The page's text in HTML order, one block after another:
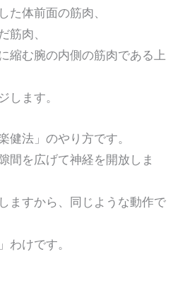
体前面の筋肉、
肉、
腕の内側の筋肉である上
ます。
健法」のやり方です。
間を広げて神経を開放しま
ますから、同じような動作で
わけです。